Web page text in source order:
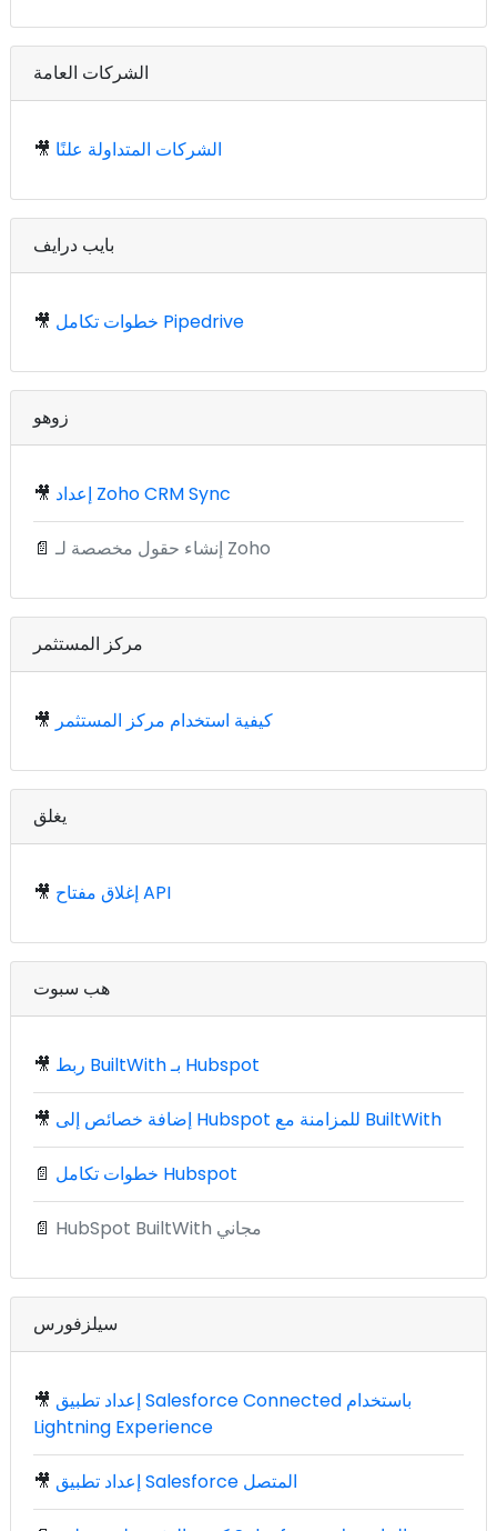
الشركات العامة
🎥 الشركات المتداولة علنًا
بايب درايف
🎥 خطوات تكامل Pipedrive
زوهو
🎥 إعداد Zoho CRM Sync
📄 إنشاء حقول مخصصة لـ Zoho
مركز المستثمر
🎥 كيفية استخدام مركز المستثمر
يغلق
🎥 إغلاق مفتاح API
هب سبوت
🎥 ربط BuiltWith بـ Hubspot
🎥 إضافة خصائص إلى Hubspot للمزامنة مع BuiltWith
📄 خطوات تكامل Hubspot
📄 HubSpot BuiltWith مجاني
سيلزفورس
🎥 إعداد تطبيق Salesforce Connected باستخدام
Lightning Experience
🎥 إعداد تطبيق Salesforce المتصل